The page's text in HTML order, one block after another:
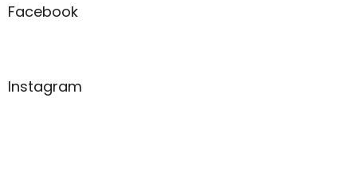
Facebook
Instagram